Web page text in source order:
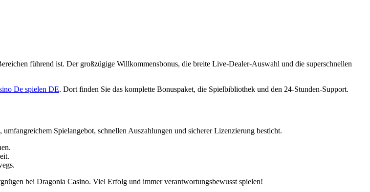
führend ist. Der großzügige Willkommensbonus, die breite Live‑Dealer‑Auswahl und die superschnellen
De spielen DE. Dort finden Sie das komplette Bonuspaket, die Spielbibliothek und den 24‑Stunden‑Support.
Spielangebot, schnellen Auszahlungen und sicherer Lizenzierung besticht.
bei Dragonia Casino. Viel Erfolg und immer verantwortungsbewusst spielen!